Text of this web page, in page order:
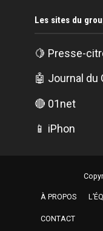
Les sites du
🍋 Presse-
🤖 Journal du
🔴 01net
📱 iPhon
À PROPOS
CONTACT